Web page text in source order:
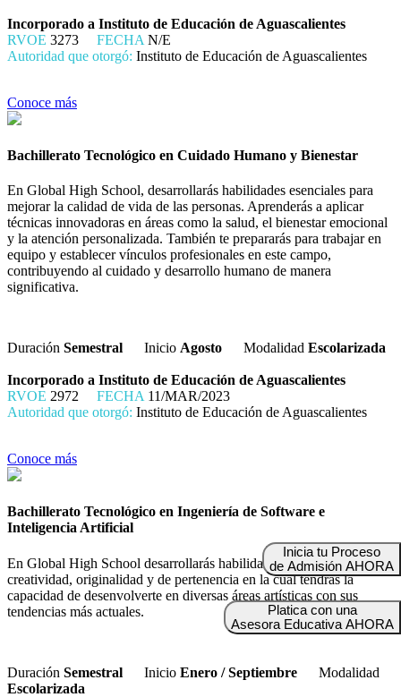
Incorporado a Instituto de Educación de Aguascalientes
RVOE 3273 FECHA N/E
Autoridad que otorgó: Instituto de Educación de Aguascalientes
Conoce más
Bachillerato Tecnológico en Cuidado Humano y Bienestar
En Global High School, desarrollarás habilidades esenciales para
mejorar la calidad de vida de las personas. Aprenderás a aplicar
técnicas innovadoras en áreas como la salud, el bienestar emocional
y la atención personalizada. También te prepararás para trabajar en
equipo y establecer vínculos profesionales en este campo,
contribuyendo al cuidado y desarrollo humano de manera
significativa.
Duración Semestral Inicio Agosto Modalidad Escolarizada
Incorporado a Instituto de Educación de Aguascalientes
RVOE 2972 FECHA 11/MAR/2023
Autoridad que otorgó: Instituto de Educación de Aguascalientes
Conoce más
Bachillerato Tecnológico en Ingeniería de Software e
Inteligencia Artificial
En Global High School desarrollarás habilidades enfocadas en la
creatividad, originalidad y de pertenencia en la cual tendrás la
capacidad de desenvolverte en diversas áreas artísticas con sus
tendencias más actuales.
Duración Semestral Inicio Enero / Septiembre
Modalidad
Escolarizada
Inicia tu Proceso
de Admisión AHORA
Platica con una
Asesora Educativa AHORA